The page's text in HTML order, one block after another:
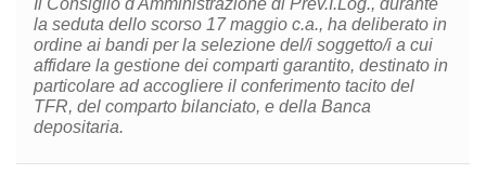
Il Consiglio d'Amministrazione di Prev.I.Log., durante
la seduta dello scorso 17 maggio c.a., ha deliberato in
ordine ai bandi per la selezione del/i soggetto/i a cui
affidare la gestione dei comparti garantito, destinato in
particolare ad accogliere il conferimento tacito del
TFR, del comparto bilanciato, e della Banca
depositaria.